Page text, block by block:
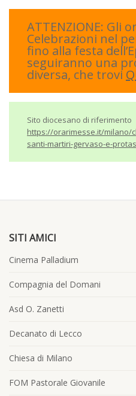
ATTENZIONE: Gli
Celebrazioni nel
fino alla festa
seguiranno una
diversa, che trovi
Sito diocesano di riferimento
https://orarimesse.it/milano/
santi-martiri-gervaso-e-
SITI AMICI
Cinema Palladium
Compagnia del Domani
Asd O. Zanetti
Decanato di Lecco
Chiesa di Milano
FOM Pastorale Giovanile